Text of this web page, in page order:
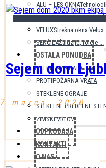
ALU – LES OKNA
LESENA OKNANaravno in
VELUXStrešna okna Velux
SENČILAŽaluzije, rolete ...
OSTALA PONUDBA
STEKLENA VRATA
PROTIPOŽARNA VRATA
STEKLENE OGRAJE
STEKLENE PREDELNE
ZIMSKI VRTOVI
ODPRODAJA
KONTAKTI
O NAS
Sejem dom
7 marca, 2020